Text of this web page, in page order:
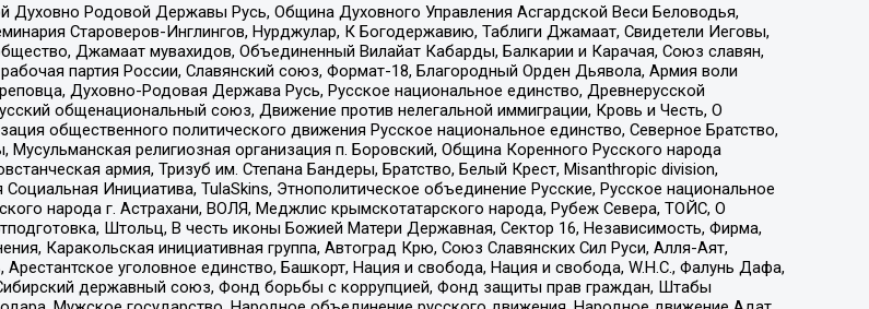
Духовно Родовой Державы Русь, Община Духовного Управления Асгардской Веси Беловодья,
Староверов-Инглингов, Нурджулар, К Богодержавию, Таблиги Джамаат, Свидетели Иеговы,
Джамаат мувахидов, Объединенный Вилайат Кабарды, Балкарии и Карачая, Союз славян,
партия России, Славянский союз, Формат-18, Благородный Орден Дьявола, Армия воли
Духовно-Родовая Держава Русь, Русское национальное единство, Древнерусской
общенациональный союз, Движение против нелегальной иммиграции, Кровь и Честь, О
общественного политического движения Русское национальное единство, Северное Братство,
религиозная организация п. Боровский, Община Коренного Русского народа
армия, Тризуб им. Степана Бандеры, Братство, Белый Крест, Misanthropic division,
Инициатива, TulaSkins, Этнополитическое объединение Русские, Русское национальное
народа г. Астрахани, ВОЛЯ, Меджлис крымскотатарского народа, Рубеж Севера, ТОЙС, О
Штольц, В честь иконы Божией Матери Державная, Сектор 16, Независимость, Фирма,
Каракольская инициативная группа, Автоград Крю, Союз Славянских Сил Руси, Алля-Аят,
уголовное единство, Башкорт, Нация и свобода, Нация и свобода, W.H.С., Фалунь Дафа,
державный союз, Фонд борьбы с коррупцией, Фонд защиты прав граждан, Штабы